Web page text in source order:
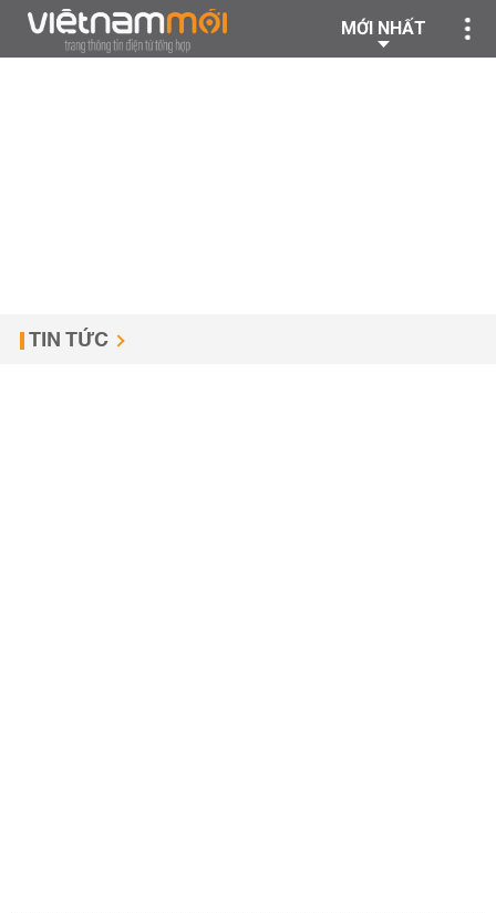
MỚI NHẤT
TIN TỨC